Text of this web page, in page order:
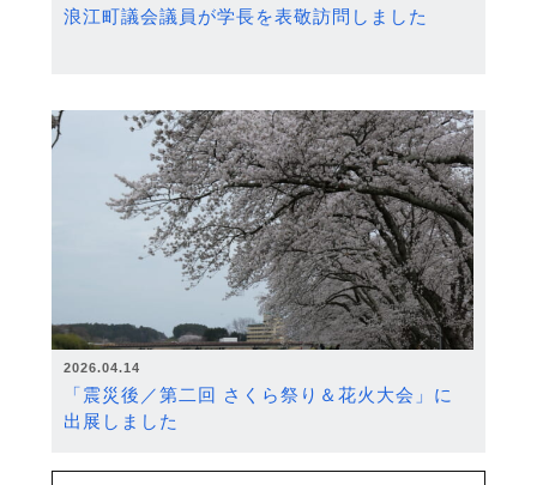
浪江町議会議員が学長を表敬訪問しました
2026.04.14
「震災後／第二回 さくら祭り＆花火大会」に
出展しました